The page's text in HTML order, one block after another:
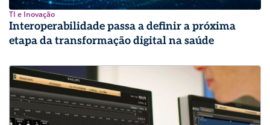
TI e Inovação
Interoperabilidade passa a definir a próxima
etapa da transformação digital na saúde